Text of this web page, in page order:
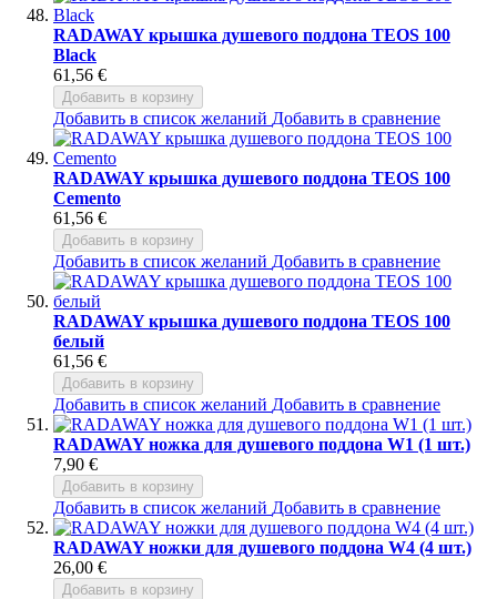
RADAWAY крышка душевого поддона TEOS 100
Black
61,56 €
Добавить в корзину
Добавить в список желаний Добавить в сравнение
RADAWAY крышка душевого поддона TEOS 100
Cemento
61,56 €
Добавить в корзину
Добавить в список желаний Добавить в сравнение
RADAWAY крышка душевого поддона TEOS 100
белый
61,56 €
Добавить в корзину
Добавить в список желаний Добавить в сравнение
RADAWAY ножка для душевого поддона W1 (1 шт.)
7,90 €
Добавить в корзину
Добавить в список желаний Добавить в сравнение
RADAWAY ножки для душевого поддона W4 (4 шт.)
26,00 €
Добавить в корзину